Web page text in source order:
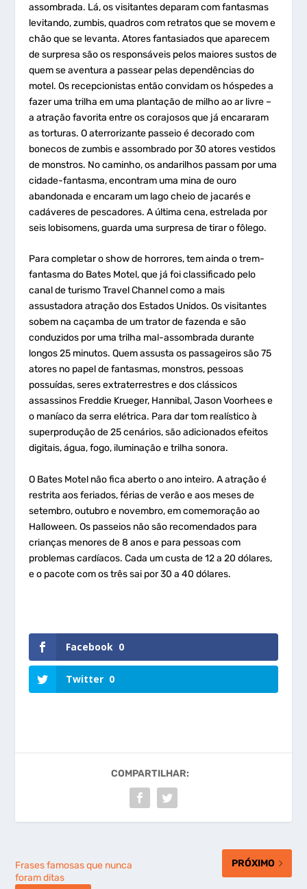
assombrada. Lá, os visitantes deparam com fantasmas
levitando, zumbis, quadros com retratos que se movem e
chão que se levanta. Atores fantasiados que aparecem
de surpresa são os responsáveis pelos maiores sustos de
quem se aventura a passear pelas dependências do
motel. Os recepcionistas então convidam os hóspedes a
fazer uma trilha em uma plantação de milho ao ar livre –
a atração favorita entre os corajosos que já encararam
as torturas. O aterrorizante passeio é decorado com
bonecos de zumbis e assombrado por 30 atores vestidos
de monstros. No caminho, os andarilhos passam por uma
cidade-fantasma, encontram uma mina de ouro
abandonada e encaram um lago cheio de jacarés e
cadáveres de pescadores. A última cena, estrelada por
seis lobisomens, guarda uma surpresa de tirar o fôlego.
Para completar o show de horrores, tem ainda o trem-
fantasma do Bates Motel, que já foi classificado pelo
canal de turismo Travel Channel como a mais
assustadora atração dos Estados Unidos. Os visitantes
sobem na caçamba de um trator de fazenda e são
conduzidos por uma trilha mal-assombrada durante
longos 25 minutos. Quem assusta os passageiros são 75
atores no papel de fantasmas, monstros, pessoas
possuídas, seres extraterrestres e dos clássicos
assassinos Freddie Krueger, Hannibal, Jason Voorhees e
o maníaco da serra elétrica. Para dar tom realístico à
superprodução de 25 cenários, são adicionados efeitos
digitais, água, fogo, iluminação e trilha sonora.
O Bates Motel não fica aberto o ano inteiro. A atração é
restrita aos feriados, férias de verão e aos meses de
setembro, outubro e novembro, em comemoração ao
Halloween. Os passeios não são recomendados para
crianças menores de 8 anos e para pessoas com
problemas cardíacos. Cada um custa de 12 a 20 dólares,
e o pacote com os três sai por 30 a 40 dólares.
Facebook 0
Twitter 0
COMPARTILHAR:
Frases famosas que nunca
foram ditas
PRÓXIMO